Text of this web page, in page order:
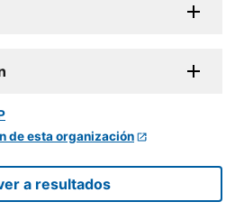
de esta organización
a resultados